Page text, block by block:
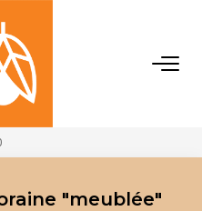
Nous
"meublée"